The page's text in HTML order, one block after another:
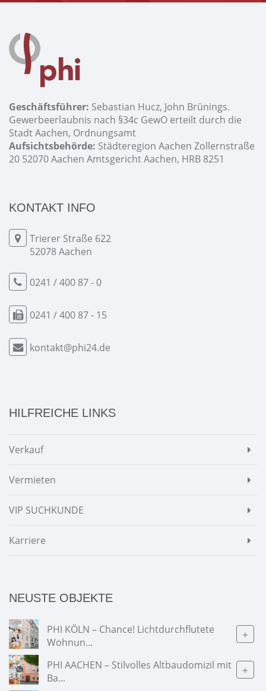
Geschäftsführer: Sebastian Hucz, John Brünings.
Gewerbeerlaubnis nach §34c GewO erteilt durch die
Stadt Aachen, Ordnungsamt
Aufsichtsbehörde: Städteregion Aachen Zollernstraße
20 52070 Aachen Amtsgericht Aachen, HRB 8251
KONTAKT INFO
Trierer Straße 622
52078 Aachen
0241 / 400 87 - 0
0241 / 400 87 - 15
kontakt@phi24.de
HILFREICHE LINKS
Verkauf
Vermieten
VIP SUCHKUNDE
Karriere
NEUSTE OBJEKTE
PHI KÖLN – Chance! Lichtdurchflutete
Wohnun...
+
PHI AACHEN – Stilvolles Altbaudomizil mit
Ba...
+